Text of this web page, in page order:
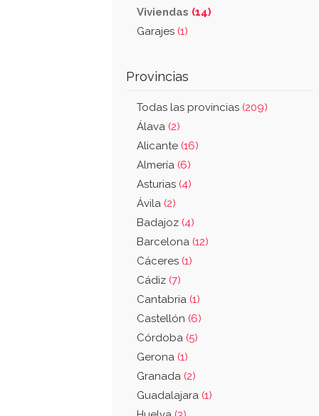
Viviendas (14)
Garajes (1)
Provincias
Todas las provincias (209)
Álava (2)
Alicante (16)
Almería (6)
Asturias (4)
Ávila (2)
Badajoz (4)
Barcelona (12)
Cáceres (1)
Cádiz (7)
Cantabria (1)
Castellón (6)
Córdoba (5)
Gerona (1)
Granada (2)
Guadalajara (1)